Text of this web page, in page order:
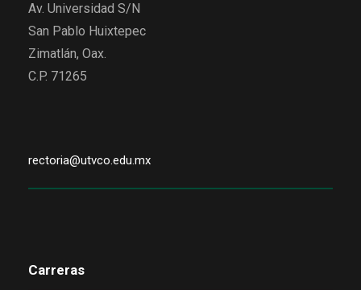
Av. Universidad S/N
San Pablo Huixtepec
Zimatlán, Oax.
C.P. 71265
rectoria@utvco.edu.mx
Carreras